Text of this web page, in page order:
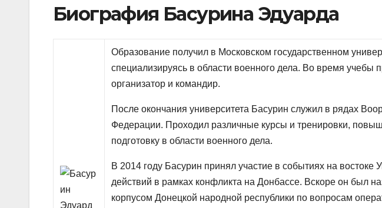
Биография Басурина Эдуарда
Образование получил в Московском государственном
специализируясь в области военного дела. Во время учебы
организатор и командир.
После окончания университета Басурин служил в рядах
Федерации. Проходил различные курсы и тренировки,
подготовку в области военного дела.
В 2014 году Басурин принял участие в событиях на востоке
действий в рамках конфликта на Донбассе. Вскоре он был
корпусом Донецкой народной республики по вопросам